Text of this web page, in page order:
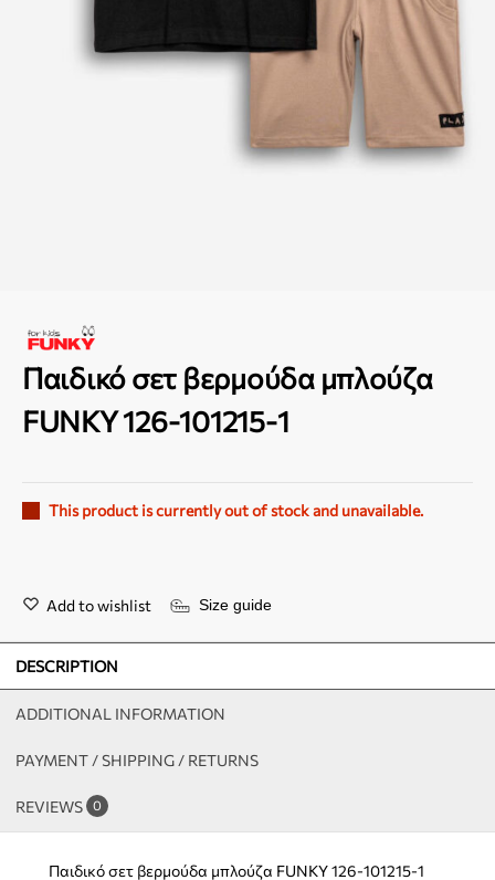
Παιδικό σετ βερμούδα μπλούζα
FUNKY 126-101215-1
This product is currently out of stock and unavailable.
Add to wishlist Size guide
DESCRIPTION
ADDITIONAL INFORMATION
PAYMENT / SHIPPING / RETURNS
REVIEWS 0
Παιδικό σετ βερμούδα μπλούζα FUNKY 126-101215-1